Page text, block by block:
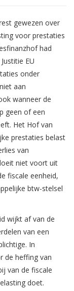
gewezen over
voor prestaties
had
EU
onder
aan
wanneer de
geen of een
Het Hof van
prestaties belast
van
niet voort uit
fiscale eenheid,
btw-stelsel
wijkt af van de
van een
In
de heffing van
van de fiscale
doet.